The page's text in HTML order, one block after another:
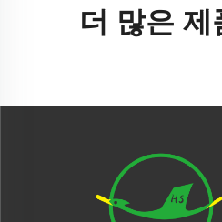
더 많은